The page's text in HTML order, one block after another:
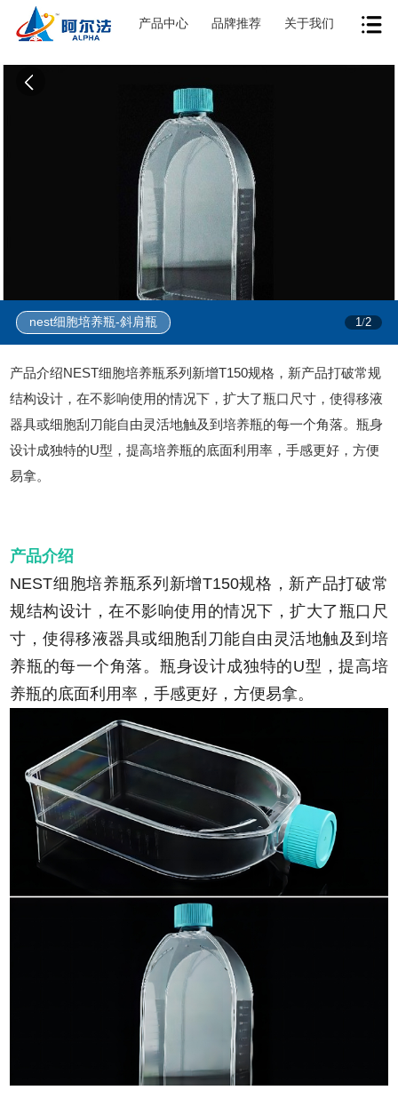
产品中心 品牌推荐 关于我们
nest细胞培养瓶-斜肩瓶 1 /2
产品介绍NEST细胞培养瓶系列新增T150规格，新产品打破常规
结构设计，在不影响使用的情况下，扩大了瓶口尺寸，使得移液
器具或细胞刮刀能自由灵活地触及到培养瓶的每一个角落。瓶身
设计成独特的U型，提高培养瓶的底面利用率，手感更好，方便
易拿。
产品介绍
NEST细胞培养瓶系列新增T150规格，新产品打破常
规结构设计，在不影响使用的情况下，扩大了瓶口尺
寸，使得移液器具或细胞刮刀能自由灵活地触及到培
养瓶的每一个角落。瓶身设计成独特的U型，提高培
养瓶的底面利用率，手感更好，方便易拿。